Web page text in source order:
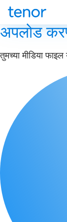
अपलोड
तुमच्या मीडिया